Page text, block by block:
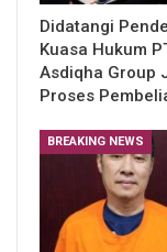
Didatangi
Kuasa Hukum
Asdiqha Group
Proses
BREAKING NEWS